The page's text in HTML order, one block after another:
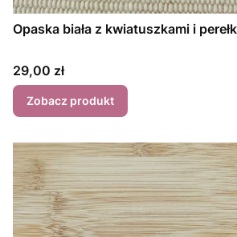
Opaska biała z kwiatuszkami i
Cena
29,00 zł
Zobacz produkt